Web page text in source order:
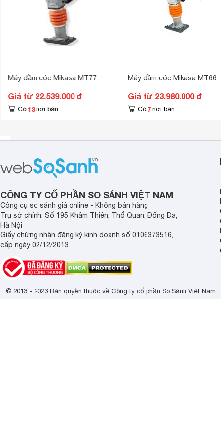
Máy đầm cóc Mikasa MT77
Giá từ 22.539.000 đ
Có 13 nơi bán
Máy đầm cóc Mikasa MT66
Giá từ 23.980.000 đ
Có 7 nơi bán
CÔNG TY CỔ PHẦN SO SÁNH VIỆT NAM
Công cụ so sánh giá online - Không bán hàng
Trụ sở chính: Số 195 Khâm Thiên, Thổ Quan, Đống Đa,
Hà Nội
Giấy chứng nhận đăng ký kinh doanh số 0106373516,
cấp ngày 02/12/2013
© 2013 - 2023 Bản quyền thuộc về Công ty cổ phần So Sánh Việt Nam